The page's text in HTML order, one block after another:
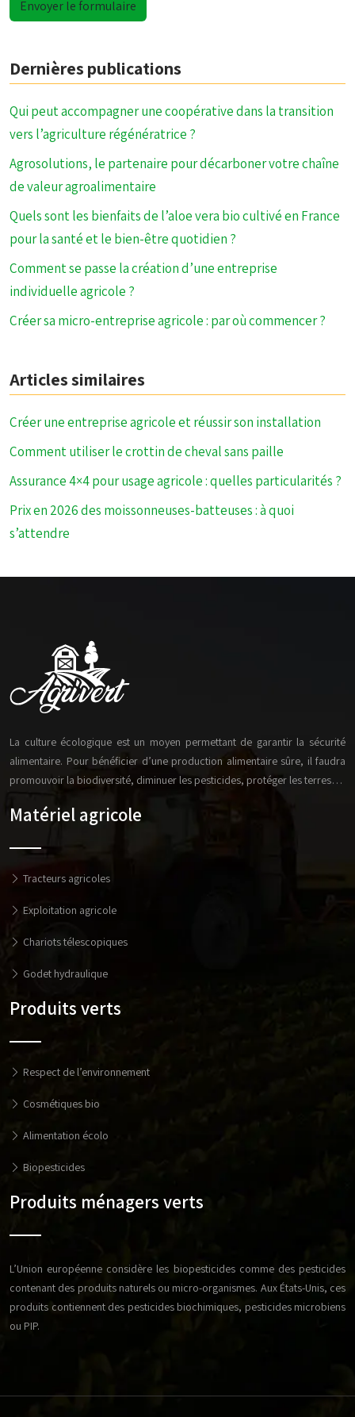
Dernières publications
Qui peut accompagner une coopérative dans la transition
vers l’agriculture régénératrice ?
Agrosolutions, le partenaire pour décarboner votre chaîne
de valeur agroalimentaire
Quels sont les bienfaits de l’aloe vera bio cultivé en France
pour la santé et le bien-être quotidien ?
Comment se passe la création d’une entreprise
individuelle agricole ?
Créer sa micro-entreprise agricole : par où commencer ?
Articles similaires
Créer une entreprise agricole et réussir son installation
Comment utiliser le crottin de cheval sans paille
Assurance 4×4 pour usage agricole : quelles particularités ?
Prix en 2026 des moissonneuses-batteuses : à quoi
s’attendre
La culture écologique est un moyen permettant de garantir la sécurité
alimentaire. Pour bénéficier d’une production alimentaire sûre, il faudra
promouvoir la biodiversité, diminuer les pesticides, protéger les terres…
Matériel agricole
Tracteurs agricoles
Exploitation agricole
Chariots télescopiques
Godet hydraulique
Produits verts
Respect de l’environnement
Cosmétiques bio
Alimentation écolo
Biopesticides
Produits ménagers verts
L’Union européenne considère les biopesticides comme des pesticides
contenant des produits naturels ou micro-organismes. Aux États-Unis, ces
produits contiennent des pesticides biochimiques, pesticides microbiens
ou PIP.